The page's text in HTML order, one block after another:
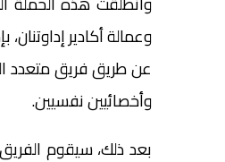
وعمالة أكادير
عن طريق فريق متعدد
وأخصائيين نفسيين.